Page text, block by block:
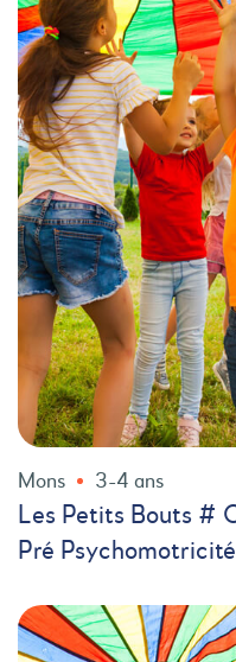
Mons 3-4 ans
Les Petits Bouts #
Pré